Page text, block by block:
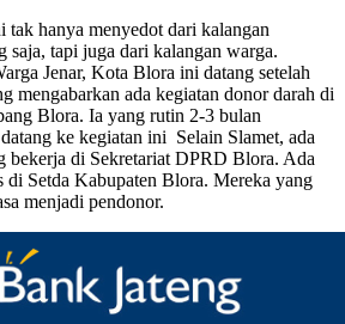
tak hanya menyedot dari kalangan
saja, tapi juga dari kalangan warga.
Jenar, Kota Blora ini datang setelah
mengabarkan ada kegiatan donor darah di
Blora. Ia yang rutin 2-3 bulan
ke kegiatan ini Selain Slamet, ada
bekerja di Sekretariat DPRD Blora. Ada
di Setda Kabupaten Blora. Mereka yang
menjadi pendonor.